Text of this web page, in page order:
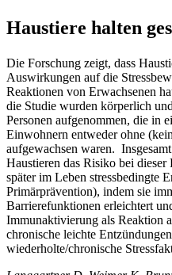
Haustiere halten
Die Forschung zeigt, dass
Auswirkungen auf die
Reaktionen von Erwachsenen
die Studie wurden körperlich
Personen aufgenommen, die in
Einwohnern entweder ohne
aufgewachsen waren.
Haustieren das Risiko bei dieser
später im Leben stressbedingte
Primärprävention), indem sie
Barrierefunktionen erleichtert
Immunaktivierung als Reaktion
chronische leichte
wiederholte/chronische